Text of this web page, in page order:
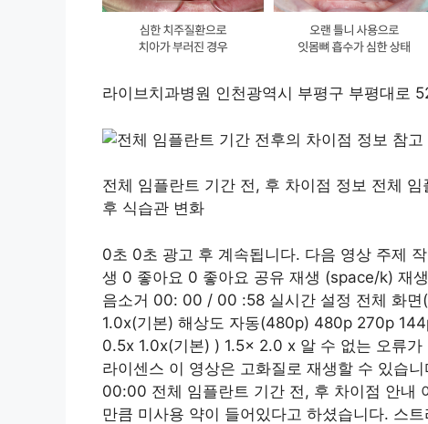
라이브치과병원 인천광역시 부평구 부평대로
전체 임플란트 기간 전, 후 차이점 정보 전체
후 식습관 변화
0초 0초 광고 후 계속됩니다. 다음 영상 주제
생 0 좋아요 0 좋아요 공유 재생 (space/k) 재
음소거 00: 00 / 00 :58 실시간 설정 전체 화
1.0x(기본) 해상도 자동(480p) 480p 270p
0.5x 1.0x(기본) ) 1.5x 2.0 x 알 수 없는 오류
라이센스 이 영상은 고화질로 재생할 수 있습
00:00 전체 임플란트 기간 전, 후 차이점 안내
만큼 미사용 약이 들어있다고 하셨습니다. 스